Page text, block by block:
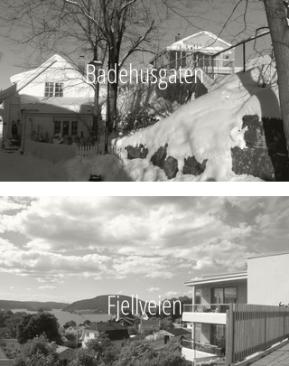
Badehusgaten
Fjellveien